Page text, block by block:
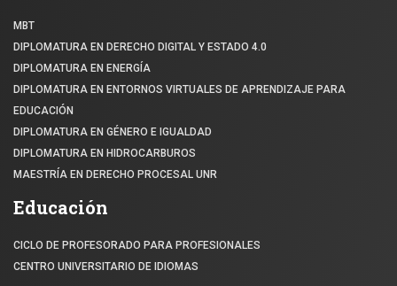
MBT
DIPLOMATURA EN DERECHO DIGITAL Y ESTADO 4.0
DIPLOMATURA EN ENERGÍA
DIPLOMATURA EN ENTORNOS VIRTUALES DE APRENDIZAJE PARA
EDUCACIÓN
DIPLOMATURA EN GÉNERO E IGUALDAD
DIPLOMATURA EN HIDROCARBUROS
MAESTRÍA EN DERECHO PROCESAL UNR
Educación
CICLO DE PROFESORADO PARA PROFESIONALES
CENTRO UNIVERSITARIO DE IDIOMAS